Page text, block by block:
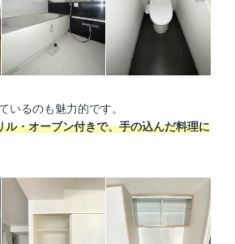
いるのも魅力的です。
ル・オーブン付きで、手の込んだ料理に